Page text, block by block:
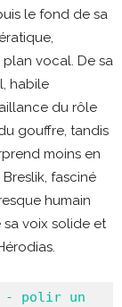
le fond de sa
vocal. De sa
habile
du rôle
gouffre, tandis
moins en
fasciné
humain
voix solide et
- polir un